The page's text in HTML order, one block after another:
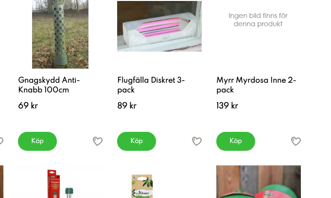
Gnagskydd Anti-
Knabb 100cm
69 kr
Köp
Flugfälla Diskret 3-
pack
89 kr
Köp
Myrr Myrdosa Inne 2-
pack
139 kr
Köp